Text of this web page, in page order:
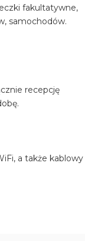
fakultatywne,
samochodów.
recepcję
a także kablowy